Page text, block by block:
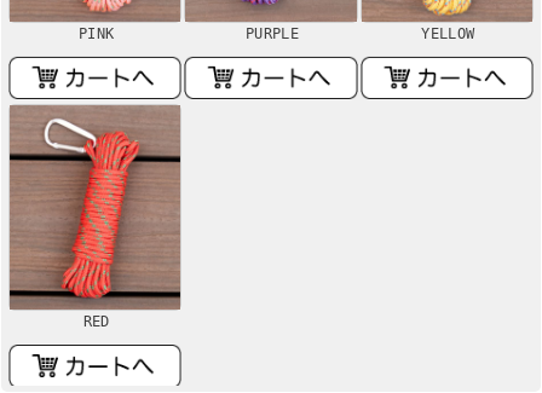
PINK PURPLE YELLOW
RED